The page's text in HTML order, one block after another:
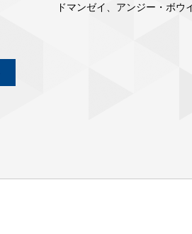
ドマンゼイ、アンジー・ボウ